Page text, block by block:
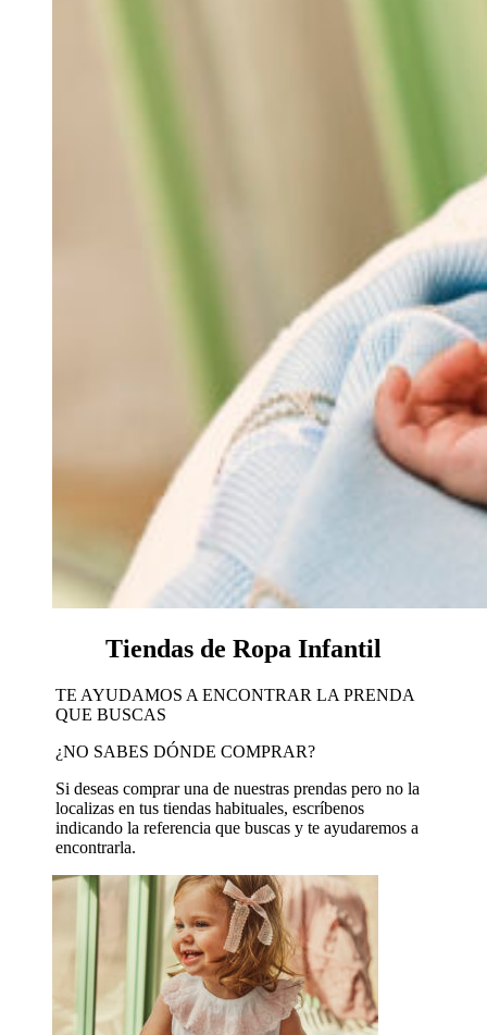
Tiendas de Ropa Infantil
TE AYUDAMOS A ENCONTRAR LA PRENDA
QUE BUSCAS
¿NO SABES DÓNDE COMPRAR?
Si deseas comprar una de nuestras prendas pero no la
localizas en tus tiendas habituales, escríbenos
indicando la referencia que buscas y te ayudaremos a
encontrarla.